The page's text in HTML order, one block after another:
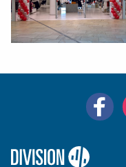
Logo: